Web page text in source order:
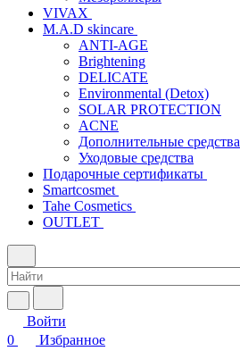
VIVAX
M.A.D skincare
ANTI-AGE
Brightening
DELICATE
Environmental (Detox)
SOLAR PROTECTION
АCNE
Дополнительные средства
Уходовые средства
Подарочные сертификаты
Smartcosmet
Tahe Cosmetics
OUTLET
Войти
0
Избранное